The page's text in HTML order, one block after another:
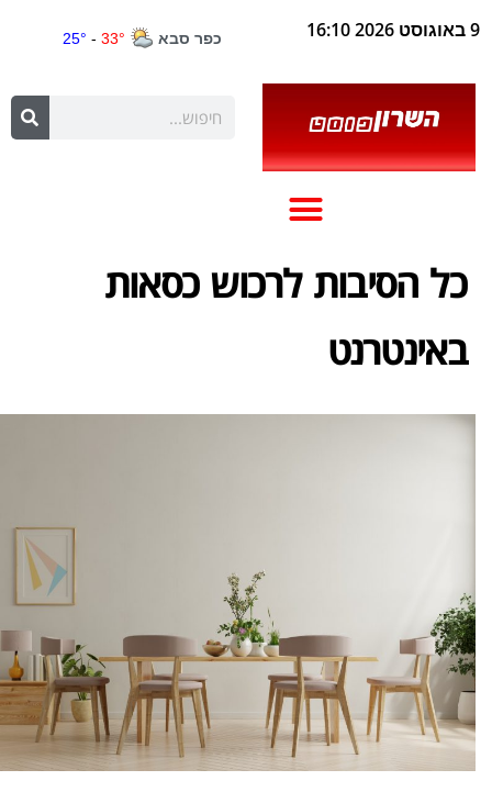
9 באוגוסט 2026 16:10
כל הסיבות לרכוש כסאות
באינטרנט